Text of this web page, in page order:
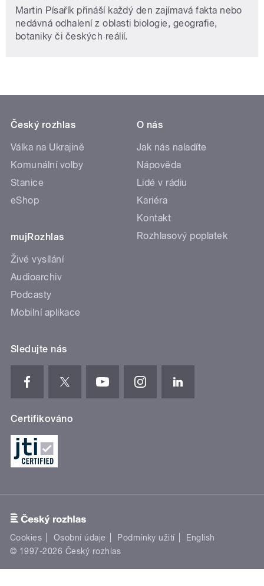
Martin Písařík přináší každý den zajímavá fakta nebo
nedávná odhalení z oblasti biologie, geografie,
botaniky či českých reálií.
Český rozhlas
Válka na Ukrajině
Komunální volby
Stanice
eShop
mujRozhlas
Živé vysílání
Audioarchiv
Podcasty
Mobilní aplikace
O nás
Jak nás naladíte
Nápověda
Lidé v rádiu
Kariéra
Kontakt
Rozhlasový poplatek
Sledujte nás
Certifikováno
Cookies Osobní údaje Podmínky užití
English
© 1997-2026 Český rozhlas